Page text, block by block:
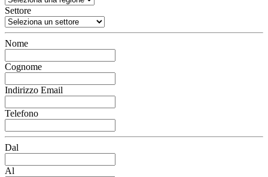
Settore
Nome
Cognome
Indirizzo Email
Telefono
Dal
Al